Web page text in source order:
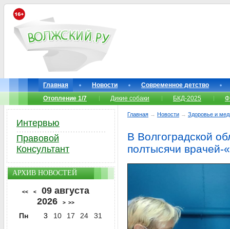
Главная Новости
Современное детство
Отопление 1/7
Дикие собаки БКД-2025
Главная → Новости → Здоровье и
В Волгоградской
полтысячи врачей-
Интервью
Правовой
Консультант
АРХИВ НОВОСТЕЙ
<< <
09 августа
2026
> >>
Пн 3 10 17 24 31